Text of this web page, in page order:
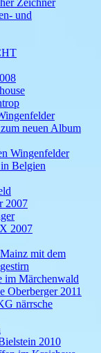
Zeichner
und
neuen Album
Wingenfelder
Belgien
2007
2007
mit dem
im Märchenwald
Oberberger 2011
närrsche
2010